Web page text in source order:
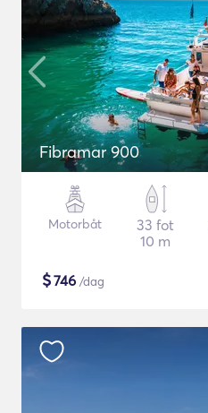
Fibramar 900
Motorbåt
33 fot
10 m
$746 /dag